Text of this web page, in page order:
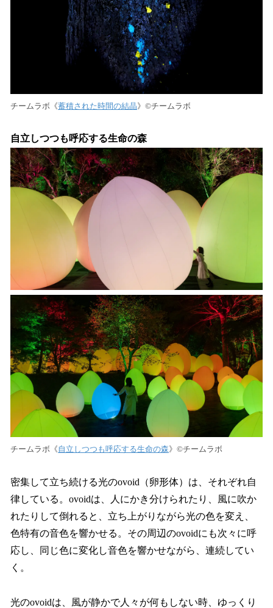
チームラボ《蓄積された時間の結晶》©︎チームラボ
自立しつつも呼応する生命の森
チームラボ《自立しつつも呼応する生命の森》©︎チームラボ
密集して立ち続ける光のovoid（卵形体）は、それぞれ自
律している。ovoidは、人にかき分けられたり、風に吹か
れたりして倒れると、立ち上がりながら光の色を変え、
色特有の音色を響かせる。その周辺のovoidにも次々に呼
応し、同じ色に変化し音色を響かせながら、連続してい
く。
光のovoidは、風が静かで人々が何もしない時、ゆっくり